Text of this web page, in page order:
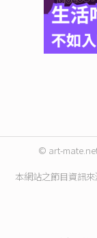
© art-
本網站之節目資訊